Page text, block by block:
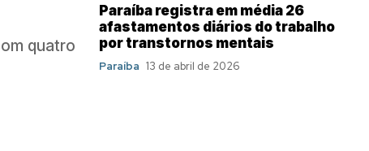
quatro
Paraíba registra em média 26
afastamentos diários do trabalho
por transtornos mentais
Paraíba 13 de abril de 2026